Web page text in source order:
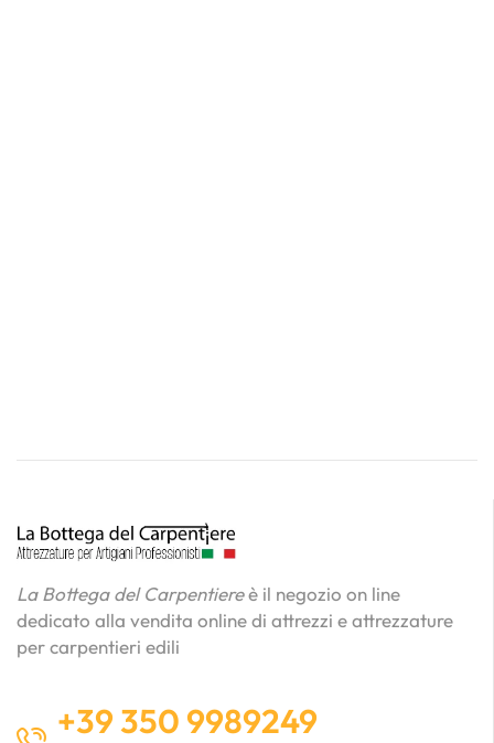
La Bottega del Carpentiereè il negozio on line
dedicato alla vendita online di attrezzi e attrezzature
per carpentieri edili
+39 350 9989249